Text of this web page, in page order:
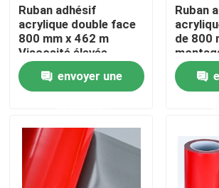
Contact
Demande de soumission
ruban adhésif de fonte chaude
Ruban adhésif de tapis
Ruban adhésif
acrylique double face
800 mm x 462 m
Viscosité élevée
Intractables et faciles
à utiliserenvoyer une
Ruban
de 800